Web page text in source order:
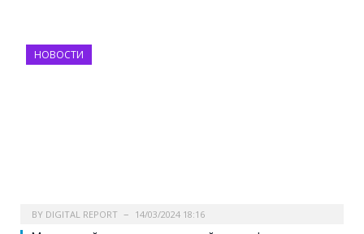
НОВОСТИ
BY DIGITAL REPORT 14/03/2024 18:16